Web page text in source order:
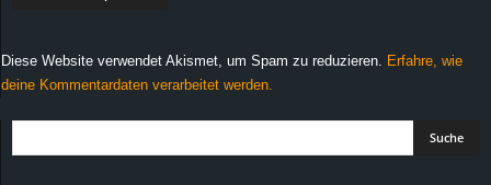
Diese Website verwendet Akismet, um Spam zu reduzieren. Erfahre, wie
deine Kommentardaten verarbeitet werden.